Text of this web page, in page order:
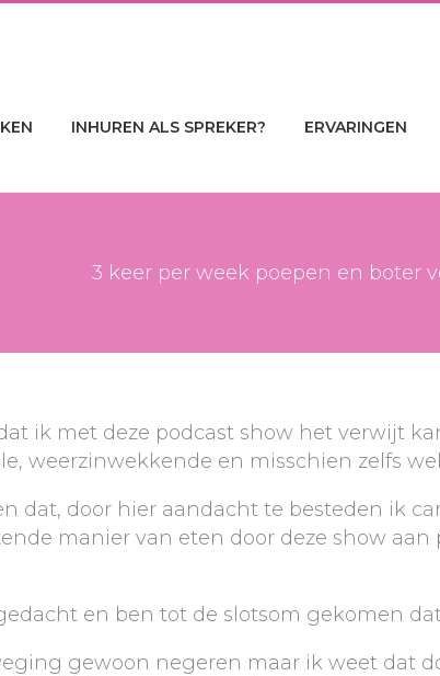
INHUREN ALS SPREKER? ERVARINGEN
3 keer per week poepen en boter
ik met deze podcast show het verwijt
weerzinwekkende en misschien zelfs
dat, door hier aandacht te besteden ik
manier van eten door deze show
en ben tot de slotsom gekomen
gewoon negeren maar ik weet dat